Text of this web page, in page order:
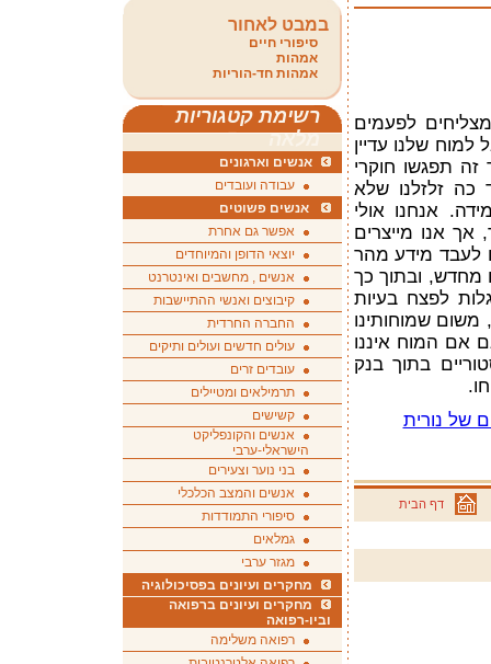
מעל גיל 60 לא מצליחים לפעמים
שלנו עדיין
תפגשו חוקרי
כה זלזלנו שלא
אנחנו אולי
אנו מייצרים
לעבד מידע מהר
מחדש, ובתוך כך
לפצח בעיות
משום שמוחותינו
אם המוח איננו
בתוך בנק
של נורית
דף הבית
במבט לאחור
סיפורי חיים
אמהות
אמהות חד-הוריות
רשימת קטגוריות
מלאה
אנשים וארגונים
עבודה ועובדים
אנשים פשוטים
אפשר גם אחרת
יוצאי הדופן והמיוחדים
אנשים , מחשבים ואינטרנט
קיבוצים ואנשי ההתיישבות
החברה החרדית
עולים חדשים ועולים ותיקים
עובדים זרים
תרמילאים ומטיילים
קשישים
אנשים והקונפליקט
הישראלי-ערבי
בני נוער וצעירים
אנשים והמצב הכלכלי
סיפורי התמודדות
גמלאים
מגזר ערבי
מחקרים ועיונים בפסיכולוגיה
מחקרים ועיונים ברפואה
וביו-רפואה
רפואה משלימה